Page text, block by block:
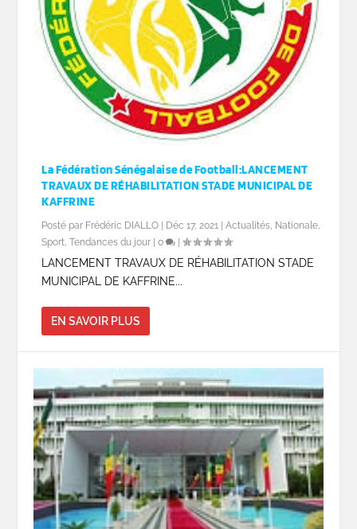
La Fédération Sénégalaise de Football:LANCEMENT
TRAVAUX DE RÉHABILITATION STADE MUNICIPAL DE
KAFFRINE
Posté par Frédéric DIALLO Déc 17, 2021 |Actualités, Nationale,
Sport,Tendances du jour |0 |
LANCEMENT TRAVAUX DE RÉHABILITATION STADE
MUNICIPAL DE KAFFRINE...
EN SAVOIR PLUS